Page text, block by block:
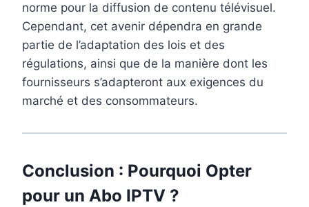
norme pour la diffusion de contenu télévisuel.
Cependant, cet avenir dépendra en grande
partie de l’adaptation des lois et des
régulations, ainsi que de la manière dont les
fournisseurs s’adapteront aux exigences du
marché et des consommateurs.
Conclusion : Pourquoi Opter
pour un Abo IPTV ?